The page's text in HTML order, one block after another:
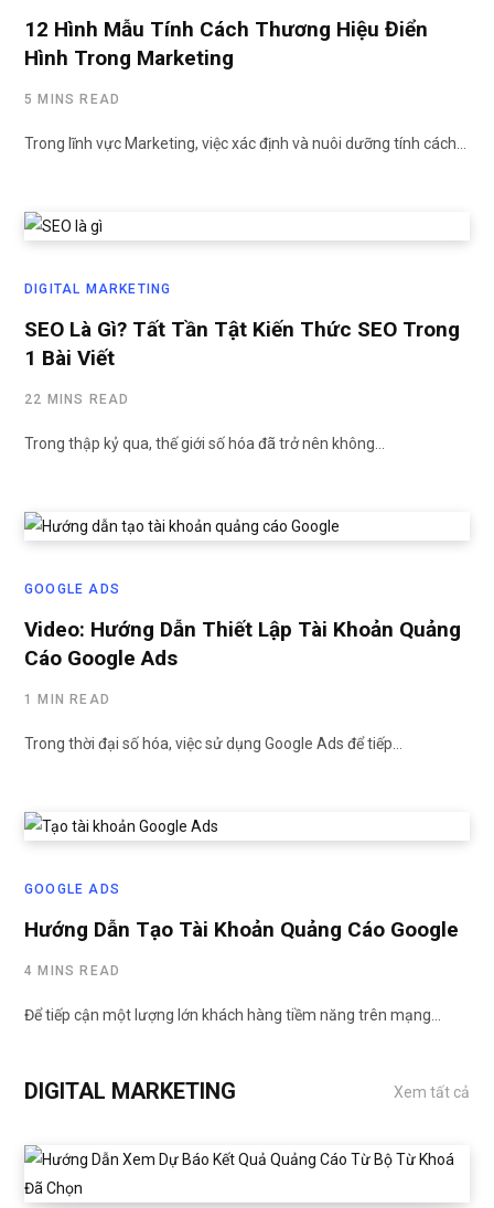
12 Hình Mẫu Tính Cách Thương Hiệu Điển
Hình Trong Marketing
5 MINS READ
Trong lĩnh vực Marketing, việc xác định và nuôi dưỡng tính cách…
DIGITAL MARKETING
SEO Là Gì? Tất Tần Tật Kiến Thức SEO Trong
1 Bài Viết
22 MINS READ
Trong thập kỷ qua, thế giới số hóa đã trở nên không…
GOOGLE ADS
Video: Hướng Dẫn Thiết Lập Tài Khoản Quảng
Cáo Google Ads
1 MIN READ
Trong thời đại số hóa, việc sử dụng Google Ads để tiếp…
GOOGLE ADS
Hướng Dẫn Tạo Tài Khoản Quảng Cáo Google
4 MINS READ
Để tiếp cận một lượng lớn khách hàng tiềm năng trên mạng…
DIGITAL MARKETING Xem tất cả